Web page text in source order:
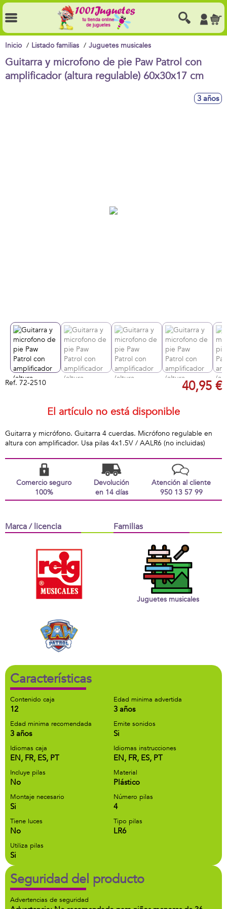
Inicio Listado familias Juguetes musicales
Guitarra y microfono de pie Paw Patrol con
amplificador (altura regulable) 60x30x17 cm
3 años
Ref. 72-2510 40,95 €
El artículo no está disponible
Guitarra y micrófono. Guitarra 4 cuerdas. Micrófono regulable en
altura con amplificador. Usa pilas 4x1.5V / AALR6 (no incluidas)
Comercio seguro
100%
Devolución
en 14 días
Atención al cliente
950 13 57 99
Marca / licencia Familias
Juguetes musicales
Características
Contenido caja
12
Edad minima advertida
3 años
Edad minima recomendada
3 años
Emite sonidos
Si
Idiomas caja
EN, FR, ES, PT
Idiomas instrucciones
EN, FR, ES, PT
Incluye pilas
No
Material
Plástico
Montaje necesario
Si
Número pilas
4
Tiene luces
No
Tipo pilas
LR6
Utiliza pilas
Si
Seguridad del producto
Advertencias de seguridad